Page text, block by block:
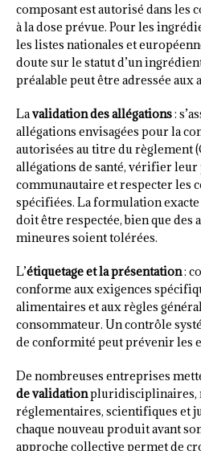
composant est autorisé dans les
à la dose prévue. Pour les
les listes nationales et
doute sur le statut d’un
préalable peut être adressée aux
Lavalidation des allégations:
allégations envisagées pour la
autorisées au titre du règlement
allégations de santé, vérifier leur
communautaire et respecter les
spécifiées. La formulation
doit être respectée, bien que des
mineures soient tolérées.
L’étiquetage et la présentation:
conforme aux exigences
alimentaires et aux règles
consommateur. Un contrôle
de conformité peut prévenir les
De nombreuses entreprises
de validationpluridisciplinaires,
réglementaires, scientifiques et
chaque nouveau produit avant
approche collective permet de